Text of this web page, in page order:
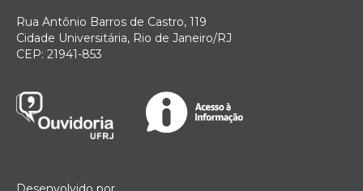
Rua Antônio Barros de Castro, 119
Cidade Universitária, Rio de Janeiro/RJ
CEP: 21941-853